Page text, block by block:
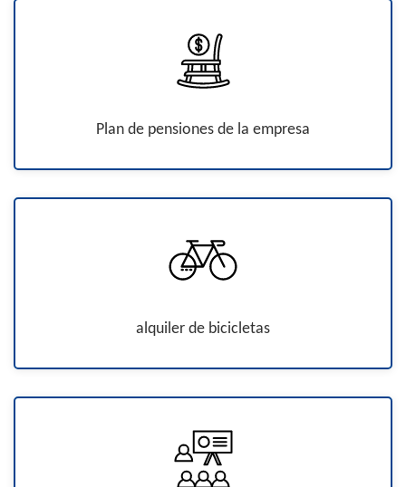
Plan de pensiones de la empresa
alquiler de bicicletas